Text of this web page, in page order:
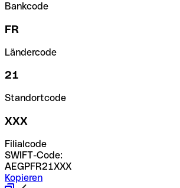
Bankcode
FR
Ländercode
21
Standortcode
XXX
Filialcode
SWIFT-Code:
AEGPFR21XXX
Kopieren